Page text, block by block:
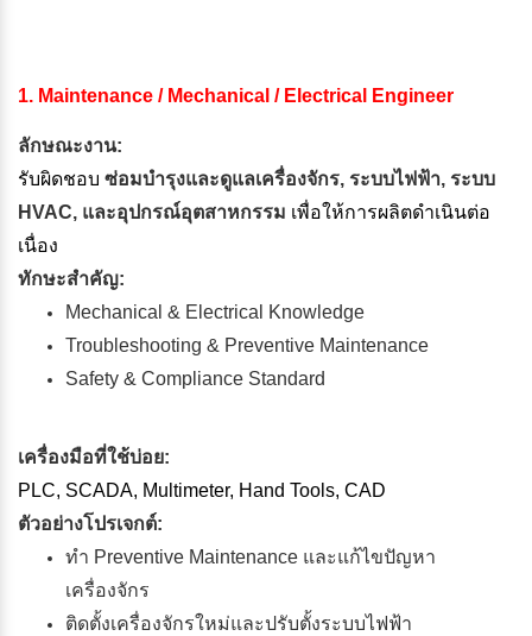
1. Maintenance / Mechanical / Electrical Engineer
ลักษณะงาน:
รับผิดชอบ ซ่อมบำรุงและดูแลเครื่องจักร, ระบบไฟฟ้า, ระบบ
HVAC, และอุปกรณ์อุตสาหกรรม เพื่อให้การผลิตดำเนินต่อ
เนื่อง
ทักษะสำคัญ:
Mechanical & Electrical Knowledge
Troubleshooting & Preventive Maintenance
Safety & Compliance Standard
เครื่องมือที่ใช้บ่อย:
PLC, SCADA, Multimeter, Hand Tools, CAD
ตัวอย่างโปรเจกต์:
ทำ Preventive Maintenance และแก้ไขปัญหา
เครื่องจักร
ติดตั้งเครื่องจักรใหม่และปรับตั้งระบบไฟฟ้า